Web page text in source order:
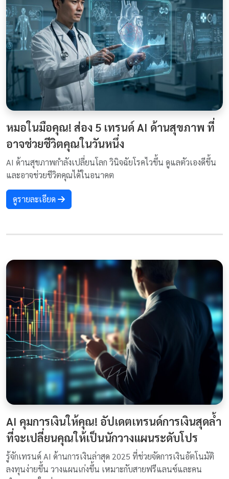
หมอในมือคุณ! ส่อง 5 เทรนด์ AI ด้านสุขภาพ ที่
อาจช่วยชีวิตคุณในวันหนึ่ง
AI ด้านสุขภาพกำลังเปลี่ยนโลก วินิจฉัยโรคไวขึ้น ดูแลตัวเองดีขึ้น
และอาจช่วยชีวิตคุณได้ในอนาคต
ดูรายละเอียด
AI คุมการเงินให้คุณ! อัปเดตเทรนด์การเงินสุดล้ำ
ที่จะเปลี่ยนคุณให้เป็นนักวางแผนระดับโปร
รู้จักเทรนด์ AI ด้านการเงินล่าสุด 2025 ที่ช่วยจัดการเงินอัตโนมัติ
ลงทุนง่ายขึ้น วางแผนเก่งขึ้น เหมาะกับสายฟรีแลนซ์และคน